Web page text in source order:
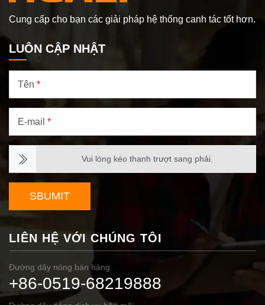
Cung cấp cho bạn các giải pháp hệ thống canh tác tốt hơn.
LUÔN CẬP NHẬT
Tên *
E-mail *
Vui lòng kéo thanh trượt sang phải.
SBUMIT
LIÊN HỆ VỚI CHÚNG TÔI
Đường dây nóng bán hàng
+86-0519-68219888